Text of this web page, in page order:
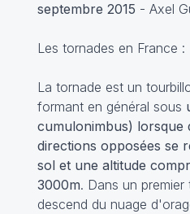
septembre 2015 - Axel
Les tornades en France :
La tornade est un
formant en général sous
cumulonimbus) lorsque
directions opposées se
sol et une altitude
3000m. Dans un
descend du nuage